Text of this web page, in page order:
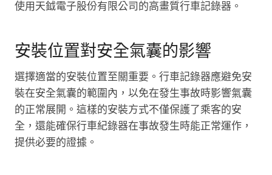
使用天鉞電子股份有限公司的高畫質行車記錄器。
安裝位置對安全氣囊的影響
選擇適當的安裝位置至關重要。行車記錄器應避免安
裝在安全氣囊的範圍內，以免在發生事故時影響氣囊
的正常展開。這樣的安裝方式不僅保護了乘客的安
全，還能確保行車紀錄器在事故發生時能正常運作，
提供必要的證據。